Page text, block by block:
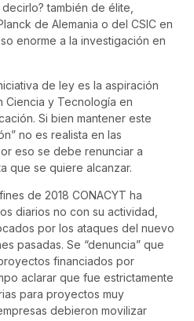
también de élite,
de Alemania o del CSIC en
enorme a la investigación en
de ley es la aspiración
Ciencia y Tecnología en
Si bien mantener este
no es realista en las
eso se debe renunciar a
que se quiere alcanzar.
de 2018 CONACYT ha
diarios no con su actividad,
por los ataques del nuevo
pasadas. Se “denuncia” que
financiados por
aclarar que fue estrictamente
para proyectos muy
debieron movilizar